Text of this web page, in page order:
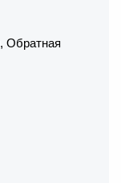
, Обратная